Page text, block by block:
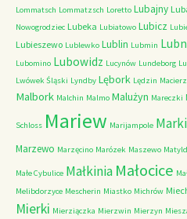
Lommatsch Lommatzsch Loretto Lubajny
Nowogrodziec Lubeka Lubiatowo Lubicz
Lubieszewo Lublewko Lublin Lubmin
Lubomino Lubowidz Lucynów Lundeborg
Lwówek Śląski Lyndby Lębork Lędzin
Malbork Malchin Malmo Malużyn Mareczki
Schloss Mariew Marijampole Marki
Marzewo Marzęcino Marózek Maszewo
Małe Cybulice Małkinia Małocice
Melibdorzyce Mescherin Miastko Michrów
Mierki Mierziączka Mierzwin Mierzyn